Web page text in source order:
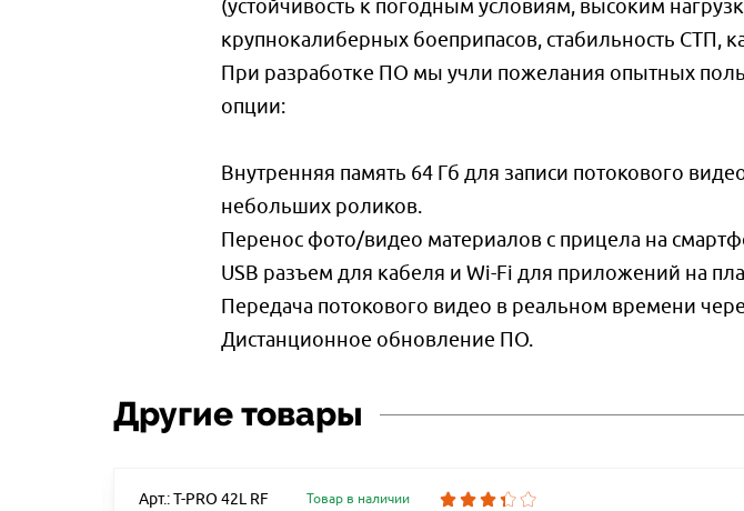
(устойчивость к погодным условиям, высоким
крупнокалиберных боеприпасов, стабильность СТП,
При разработке ПО мы учли пожелания опытных
опции:
Внутренняя память 64 Гб для записи потокового
небольших роликов.
Перенос фото/видео материалов с прицела на
USB разъем для кабеля и Wi-Fi для приложений на
Передача потокового видео в реальном времени
Дистанционное обновление ПО.
Другие товары
Арт.: T-PRO 42L RF Товар в наличии